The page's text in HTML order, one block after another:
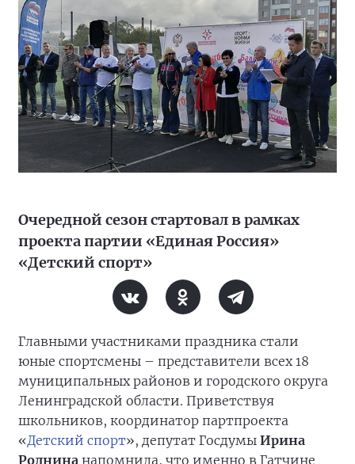
Очередной сезон стартовал в рамках
проекта партии «Единая Россия»
«Детский спорт»
Главными участниками праздника стали
юные спортсмены – представители всех 18
муниципальных районов и городского округа
Ленинградской области. Приветствуя
школьников, координатор партпроекта
«Детский спорт», депутат Госдумы Ирина
Роднина напомнила, что именно в Гатчине